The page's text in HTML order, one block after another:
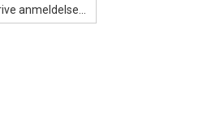
anmeldelse...